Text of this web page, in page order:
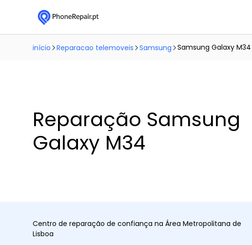
início Reparacao telemoveis Samsung Samsung Galaxy M34
Reparação Samsung
Galaxy M34
Centro de reparação de confiança na Área Metropolitana de
Lisboa